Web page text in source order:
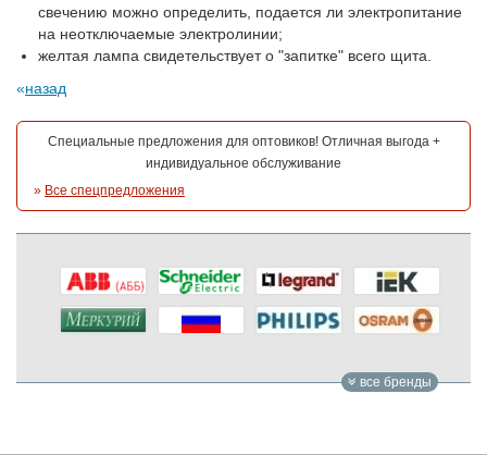
свечению можно определить, подается ли электропитание
на неотключаемые электролинии;
желтая лампа свидетельствует о "запитке" всего щита.
назад
Специальные предложения для оптовиков! Отличная выгода +
индивидуальное обслуживание
» Все спецпредложения
все бренды